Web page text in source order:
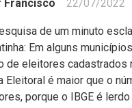
Francisco 22/07/2022
de um minuto
Em alguns
de eleitores cadastrados
Eleitoral é maior que o
porque o IBGE é